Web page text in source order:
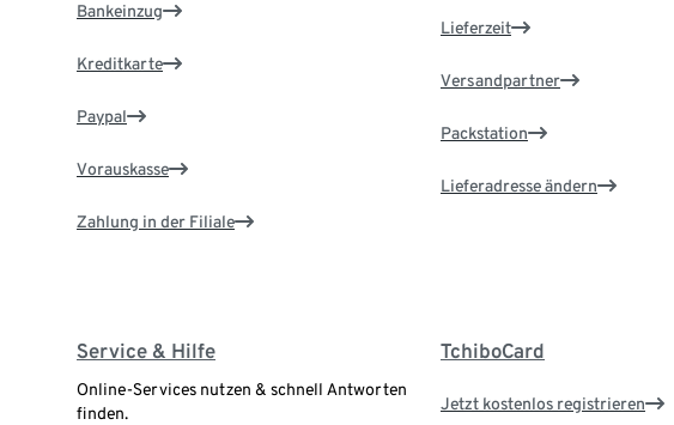
Bankeinzug
Kreditkarte
Paypal
Vorauskasse
Zahlung in der Filiale
Lieferzeit
Versandpartner
Packstation
Lieferadresse ändern
Service & Hilfe
Online-Services nutzen & schnell Antworten
finden.
TchiboCard
Jetzt kostenlos registrieren